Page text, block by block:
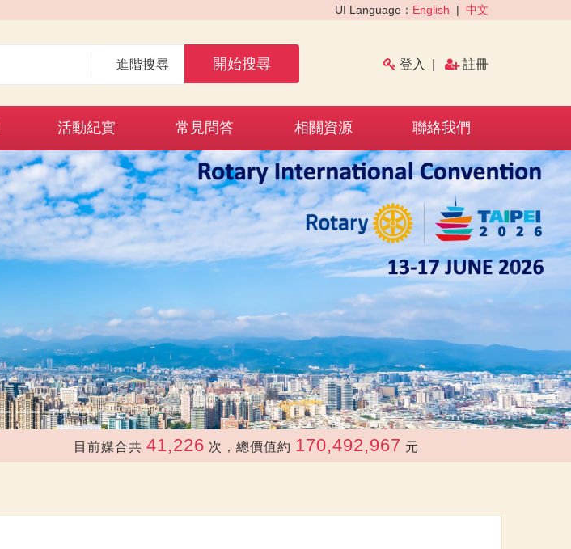
UI Language： English | 中文
進階搜尋 開始搜尋 登入 註冊
活動紀實 常見問答 相關資源 聯絡我們
›
目前媒合共 41,226 次，總價值約 170,492,967 元